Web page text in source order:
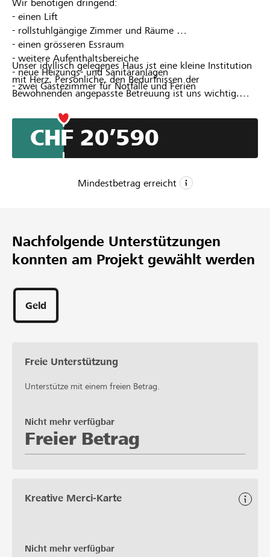
Wir benötigen dringend:
- einen Lift
- rollstuhlgängige Zimmer und Räume
- einen grösseren Essraum
- weitere Aufenthaltsbereiche
- neue Heizungs- und Sanitäranlagen
- zwei Gästezimmer für Notfälle und Ferien
Unser idyllisch gelegenes Haus ist eine kleine Institution
mit Herz. Persönliche, den Bedürfnissen der
Bewohnenden angepasste Betreuung ist uns wichtig.
erfüllen kann, ist der Umbau dringend nötig.
CHF 20’590
Mindestbetrag erreicht
CHF 95’000
Wunschbetrag
Unterstützungen
Nachfolgende Unterstützungen
konnten am Projekt gewählt werden
Geld
Freie Unterstützung
Unterstütze mit einem freien Betrag.
Freier Betrag
Nicht mehr verfügbar
Kreative Merci-Karte
Nicht mehr verfügbar